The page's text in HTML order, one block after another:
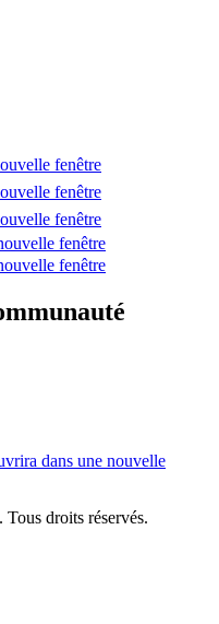
fenêtre
fenêtre
fenêtre
fenêtre
fenêtre
dans une nouvelle
droits réservés.